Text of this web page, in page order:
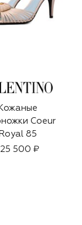
Кожаные
Coeur
Royal 85
500 ₽